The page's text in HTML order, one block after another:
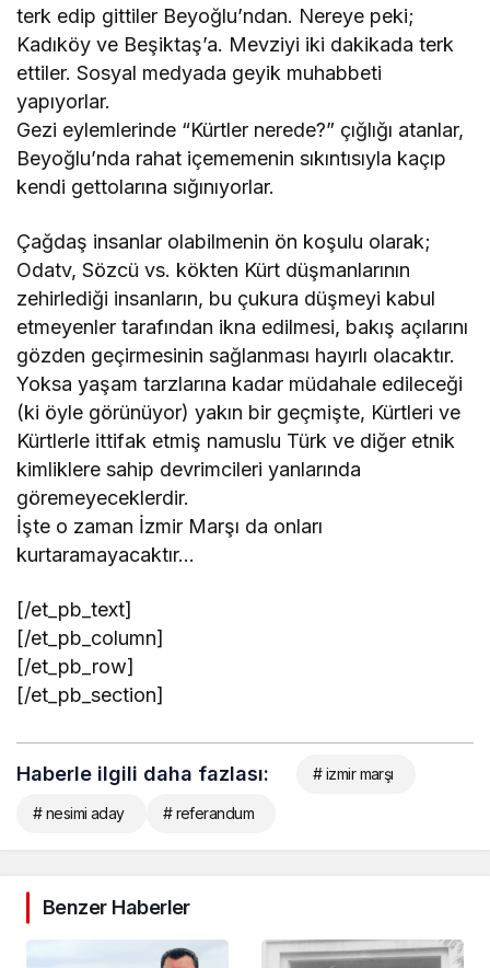
terk edip gittiler Beyoğlu’ndan. Nereye peki;
Kadıköy ve Beşiktaş’a. Mevziyi iki dakikada terk
ettiler. Sosyal medyada geyik muhabbeti
yapıyorlar.
Gezi eylemlerinde “Kürtler nerede?” çığlığı atanlar,
Beyoğlu’nda rahat içememenin sıkıntısıyla kaçıp
kendi gettolarına sığınıyorlar.
Çağdaş insanlar olabilmenin ön koşulu olarak;
Odatv, Sözcü vs. kökten Kürt düşmanlarının
zehirlediği insanların, bu çukura düşmeyi kabul
etmeyenler tarafından ikna edilmesi, bakış açılarını
gözden geçirmesinin sağlanması hayırlı olacaktır.
Yoksa yaşam tarzlarına kadar müdahale edileceği
(ki öyle görünüyor) yakın bir geçmişte, Kürtleri ve
Kürtlerle ittifak etmiş namuslu Türk ve diğer etnik
kimliklere sahip devrimcileri yanlarında
göremeyeceklerdir.
İşte o zaman İzmir Marşı da onları
kurtaramayacaktır…
[/et_pb_text]
[/et_pb_column]
[/et_pb_row]
[/et_pb_section]
Haberle ilgili daha fazlası: # izmir marşı
# nesimi aday # referandum
Benzer Haberler